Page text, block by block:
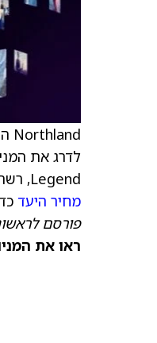
Northland הורידה את
לדרג את
Legend, רשת מדיה דיגיטלית לספורט וגיימינג שבבעלותה ומופעלים על ידה נכסים דיגיטליים, היא מורידה את
מחיר היעד
פורסם
ראו את